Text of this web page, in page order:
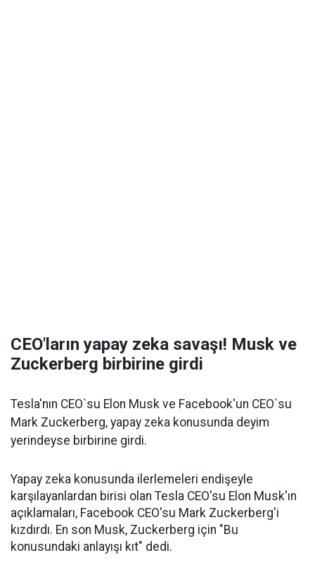
CEO'ların yapay zeka savaşı! Musk ve
Zuckerberg birbirine girdi
Tesla'nın CEO`su Elon Musk ve Facebook'un CEO`su
Mark Zuckerberg, yapay zeka konusunda deyim
yerindeyse birbirine girdi.
Yapay zeka konusunda ilerlemeleri endişeyle
karşılayanlardan birisi olan Tesla CEO'su Elon Musk'ın
açıklamaları, Facebook CEO'su Mark Zuckerberg'i
kızdırdı. En son Musk, Zuckerberg için "Bu
konusundaki anlayışı kıt" dedi.